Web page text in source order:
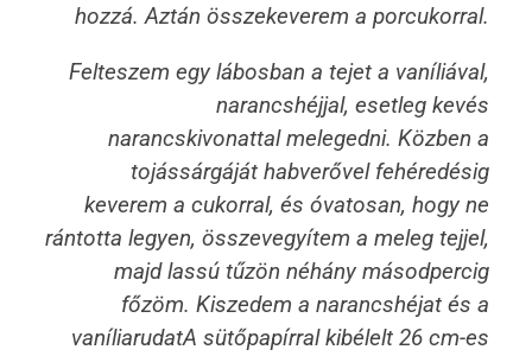
hozzá. Aztán összekeverem a porcukorral.
Felteszem egy lábosban a tejet a vaníliával,
narancshéjjal, esetleg kevés
narancskivonattal melegedni. Közben a
tojássárgáját habverővel fehéredésig
keverem a cukorral, és óvatosan, hogy ne
rántotta legyen, összevegyítem a meleg tejjel,
majd lassú tűzön néhány másodpercig
főzöm. Kiszedem a narancshéjat és a
vaníliarudatA sütőpapírral kibélelt 26 cm-es